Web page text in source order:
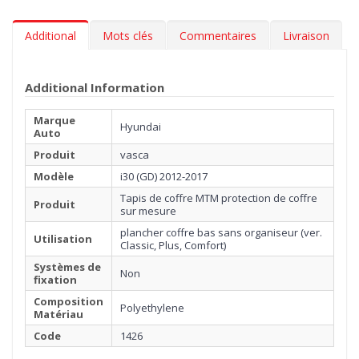
Additional Mots clés Commentaires Livraison
Additional Information
Marque
Auto
Hyundai
Produit
vasca
Modèle
i30 (GD) 2012-2017
Produit
Tapis de coffre MTM protection de coffre
sur mesure
Utilisation
plancher coffre bas sans organiseur (ver.
Classic, Plus, Comfort)
Systèmes de
fixation
Non
Composition
Matériau
Polyethylene
Code
1426